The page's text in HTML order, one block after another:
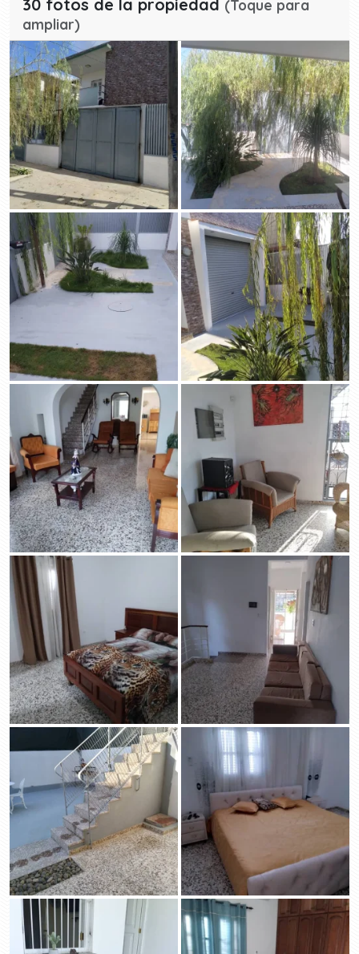
30 fotos de la propiedad (Toque para
ampliar)